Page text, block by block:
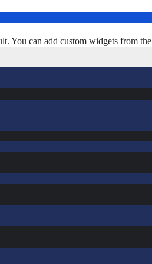
You can add custom widgets from the